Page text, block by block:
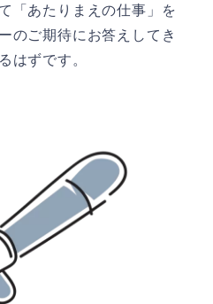
「あたりまえの仕事」を
のご期待にお答えしてき
はずです。